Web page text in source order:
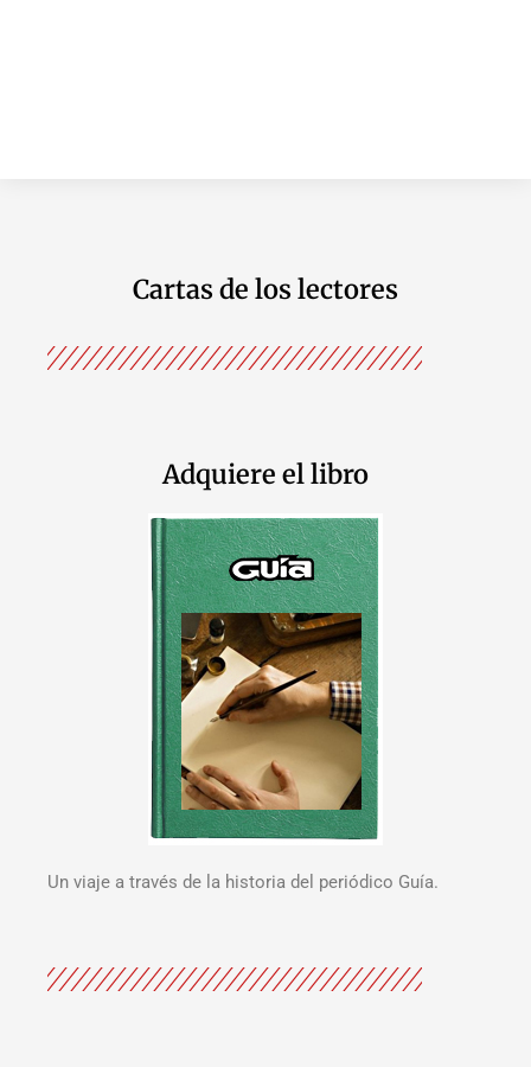
Cartas de los lectores
Adquiere el libro
Un viaje a través de la historia del periódico Guía.